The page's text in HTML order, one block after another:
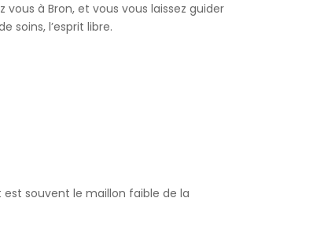
à Bron, et vous vous laissez guider
soins, l’esprit libre.
est souvent le maillon faible de la